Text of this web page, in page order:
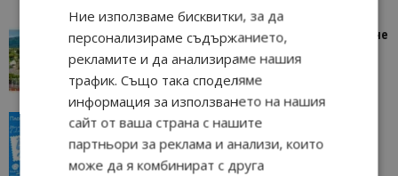
“Пощенска картичка от…”: Петрич – Изживяване
Петрич 11/07/2026 11:22
“Пощенска картичка от…”: Пловдив, градът на
23/06/2026 10:00
Ние използваме бисквитки, за да
персонализираме съдържанието,
рекламите и да анализираме нашия
трафик. Също така споделяме
информация за използването на нашия
сайт от ваша страна с нашите
партньори за реклама и анализи, които
може да я комбинират с друга